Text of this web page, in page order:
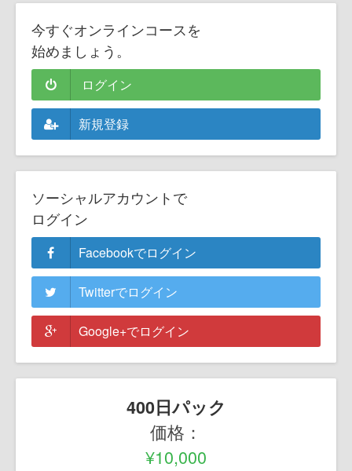
今すぐオンラインコースを
始めましょう。
ログイン
新規登録
ソーシャルアカウントで
ログイン
Facebookでログイン
Twitterでログイン
Google+でログイン
400日パック
価格：
¥10,000